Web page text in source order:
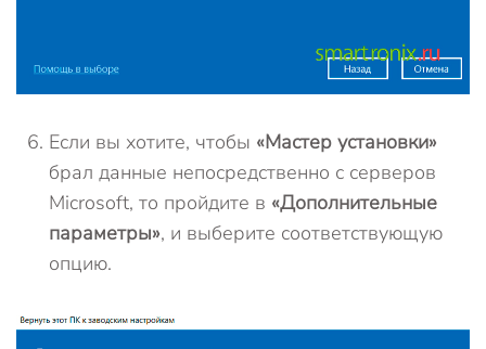
Если вы хотите, чтобы «Мастер установки»
брал данные непосредственно с серверов
Microsoft, то пройдите в «Дополнительные
параметры», и выберите соответствующую
опцию.